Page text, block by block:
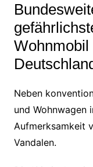
Wohnmobil
Neben
und Wohnwagen
Aufmerksamkeit
Vandalen.